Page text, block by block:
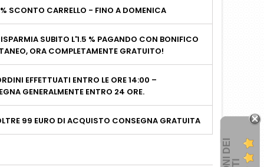
SCONTO CARRELLO - FINO A DOMENICA
SUBITO L'1.5 % PAGANDO CON BONIFICO
ORA COMPLETAMENTE GRATUITO!
EFFETTUATI ENTRO LE ORE 14:00 –
GENERALMENTE ENTRO 24 ORE.
99 EURO DI ACQUISTO CONSEGNA GRATUITA